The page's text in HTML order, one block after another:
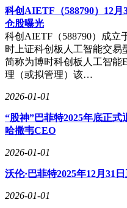
顶级犬类赛事领奖台。这场
队成员，凭借专业素养与爱
科创AIETF（588790）12月
仓股曝光
科创AIETF（588790）成立
时上证科创板人工智能交易
简称为博时科创板人工智能
理（或拟管理）该…
2026-01-01
“股神”巴菲特2025年底正
哈撒韦CEO
2026-01-01
沃伦·巴菲特2025年12月31
2026-01-01